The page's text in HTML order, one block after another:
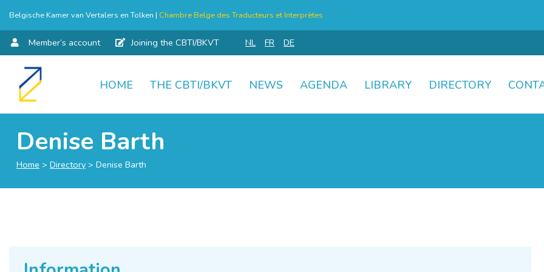
Belgische Kamer van Vertalers en Tolken | Chambre Belge des Traducteurs et Interprètes
Member’s account Joining the CBTI/BKVT NL FR DE
Skip
HOME THE CBTI/BKVT NEWS AGENDA LIBRARY DIRECTORY
Denise Barth
Home > Directory > Denise Barth